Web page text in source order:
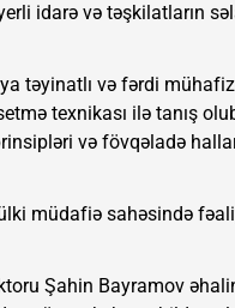
idarə və təşkilatların
təyinatlı və fərdi
texnikası ilə tanış
və fövqəladə
müdafiə sahəsində
Şahin Bayramov